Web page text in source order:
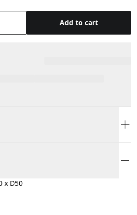
Add to cart
x D50